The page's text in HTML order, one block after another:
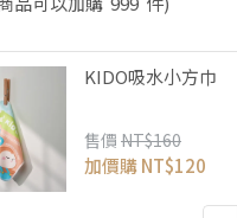
KIDO吸水小方巾
售價 NT$160
加價購NT$120